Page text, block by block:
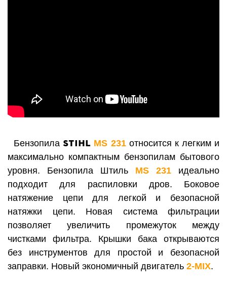
Бензопила STIHL MS 231 относится к легким и
максимально компактным бензопилам бытового
уровня. Бензопила Штиль
MS 231
идеально
подходит для распиловки дров. Боковое
натяжение цепи для легкой и безопасной
натяжки цепи. Новая система фильтрации
позволяет увеличить промежуток между
чистками фильтра. Крышки бака открываются
без инструментов для простой и безопасной
заправки. Новый экономичный двигатель 2-MIX.